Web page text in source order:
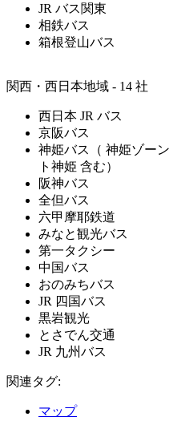
JR バス関東
相鉄バス
箱根登山バス
関西・西日本地域 - 14 社
西日本 JR バス
京阪バス
神姫バス（ 神姫ゾー
ト神姫 含む）
阪神バス
全但バス
六甲摩耶鉄道
みなと観光バス
第一タクシー
中国バス
おのみちバス
JR 四国バス
黒岩観光
とさでん交通
JR 九州バス
関連タグ:
マップ